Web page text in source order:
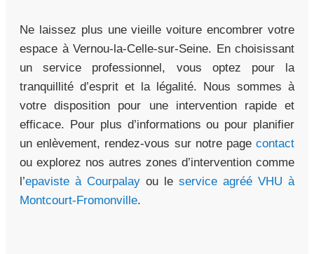
Ne laissez plus une vieille voiture encombrer votre
espace à Vernou-la-Celle-sur-Seine. En choisissant
un service professionnel, vous optez pour la
tranquillité d’esprit et la légalité. Nous sommes à
votre disposition pour une intervention rapide et
efficace. Pour plus d’informations ou pour planifier
un enlèvement, rendez-vous sur notre page contact
ou explorez nos autres zones d’intervention comme
l’epaviste à Courpalay ou le service agréé VHU à
Montcourt-Fromonville.